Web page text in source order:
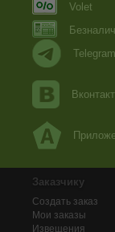
Volet
Telegram
Заказчику
Создать заказ
Мои заказы
Извещения